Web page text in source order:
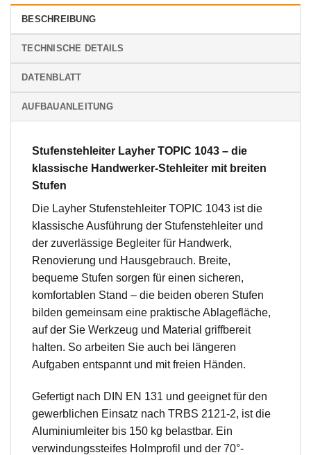
BESCHREIBUNG
TECHNISCHE DETAILS
DATENBLATT
AUFBAUANLEITUNG
Stufenstehleiter Layher TOPIC 1043 – die
klassische Handwerker-Stehleiter mit breiten
Stufen
Die Layher Stufenstehleiter TOPIC 1043 ist die
klassische Ausführung der Stufenstehleiter und
der zuverlässige Begleiter für Handwerk,
Renovierung und Hausgebrauch. Breite,
bequeme Stufen sorgen für einen sicheren,
komfortablen Stand – die beiden oberen Stufen
bilden gemeinsam eine praktische Ablagefläche,
auf der Sie Werkzeug und Material griffbereit
halten. So arbeiten Sie auch bei längeren
Aufgaben entspannt und mit freien Händen.
Gefertigt nach DIN EN 131 und geeignet für den
gewerblichen Einsatz nach TRBS 2121-2, ist die
Aluminiumleiter bis 150 kg belastbar. Ein
verwindungssteifes Holmprofil und der 70°-